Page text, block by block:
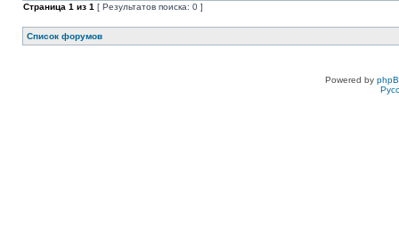
Страница 1 из 1 [ Результатов поиска: 0 ]
Список форумов
Powered by